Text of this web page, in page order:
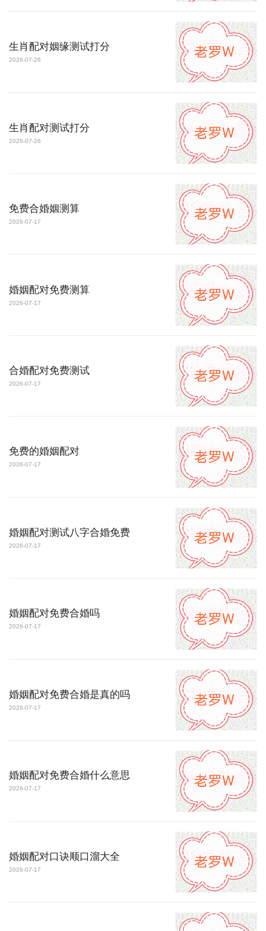
生肖配对姻缘测试打分
2026-07-26
生肖配对测试打分
2026-07-26
免费合婚姻测算
2026-07-17
婚姻配对免费测算
2026-07-17
合婚配对免费测试
2026-07-17
免费的婚姻配对
2026-07-17
婚姻配对测试八字合婚免费
2026-07-17
婚姻配对免费合婚吗
2026-07-17
婚姻配对免费合婚是真的吗
2026-07-17
婚姻配对免费合婚什么意思
2026-07-17
婚姻配对口诀顺口溜大全
2026-07-17